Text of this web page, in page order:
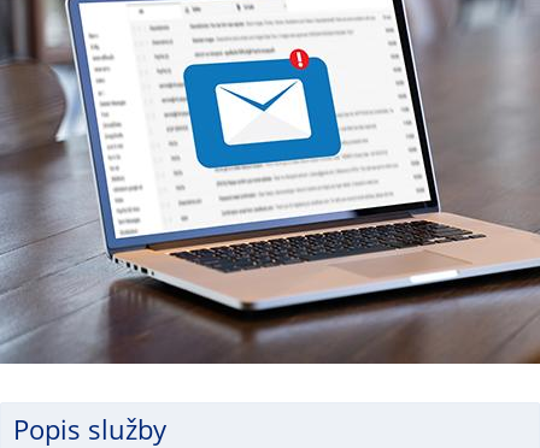
Popis služby